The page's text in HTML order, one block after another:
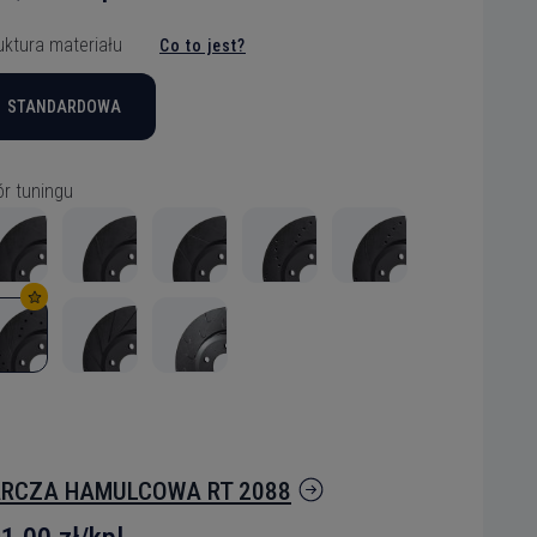
materiału Co to jest?
STANDARDOWA
tuningu
HAMULCOWA RT 2088